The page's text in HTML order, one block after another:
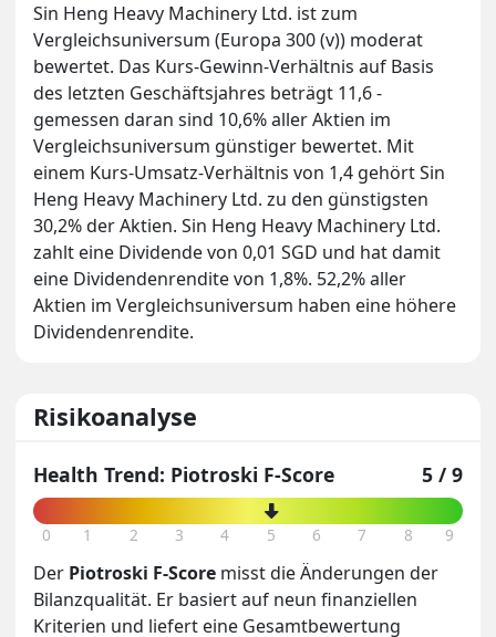
Sin Heng Heavy Machinery Ltd. ist zum
Vergleichsuniversum (Europa 300 (v)) moderat
bewertet. Das Kurs-Gewinn-Verhältnis auf Basis
des letzten Geschäftsjahres beträgt 11,6 -
gemessen daran sind 10,6% aller Aktien im
Vergleichsuniversum günstiger bewertet. Mit
einem Kurs-Umsatz-Verhältnis von 1,4 gehört Sin
Heng Heavy Machinery Ltd. zu den günstigsten
30,2% der Aktien. Sin Heng Heavy Machinery Ltd.
zahlt eine Dividende von 0,01 SGD und hat damit
eine Dividendenrendite von 1,8%. 52,2% aller
Aktien im Vergleichsuniversum haben eine höhere
Dividendenrendite.
Risikoanalyse
Health Trend: Piotroski F-Score 5 / 9
0 1 2 3 4 5 6 7 8 9
Der Piotroski F-Score misst die Änderungen der
Bilanzqualität. Er basiert auf neun finanziellen
Kriterien und liefert eine Gesamtbewertung